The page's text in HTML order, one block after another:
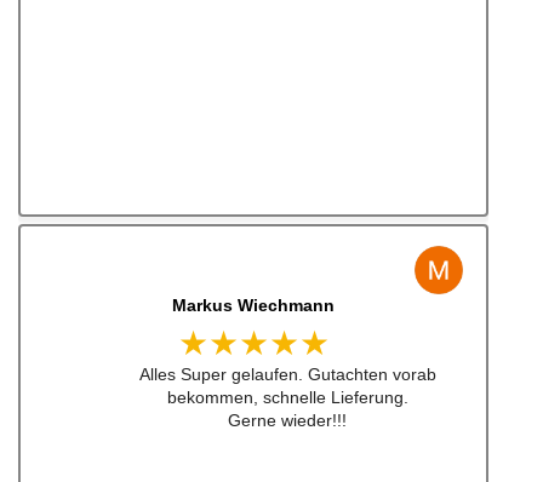
Jens Albert
★★★★★
Super Service, schnelle Bearbeiten und
Lieferung ! Immer wieder gerne !!!